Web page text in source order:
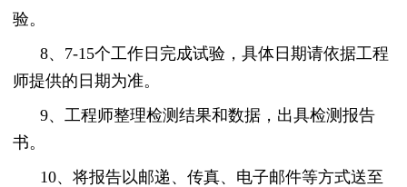
验。
8、7-15个工作日完成试验，具体日期请依据工程
师提供的日期为准。
9、工程师整理检测结果和数据，出具检测报告
书。
10、将报告以邮递、传真、电子邮件等方式送至